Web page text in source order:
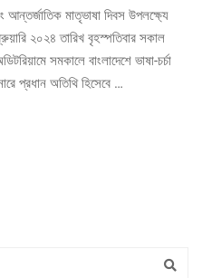
আন্তর্জাতিক মাতৃভাষা দিবস উপলক্ষ্যে
২০২৪ তারিখ বৃহস্পতিবার সকাল
সমকালে বাংলাদেশে ভাষা-চর্চা
প্রধান অতিথি হিসেবে …